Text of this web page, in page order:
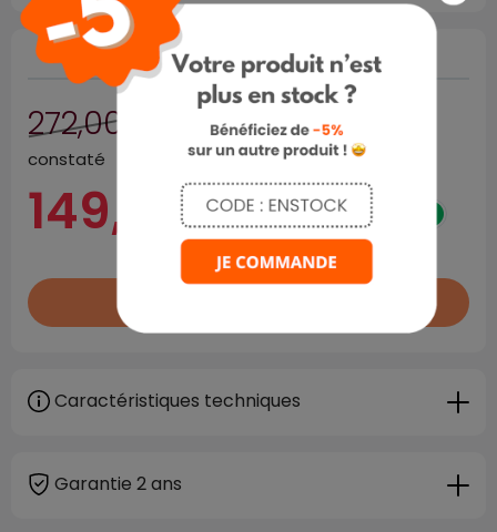
Rupture de stock
272,00 €
prix public habituellement
constaté
149,00 €TTC HT
Caractéristiques techniques
Garantie 2 ans